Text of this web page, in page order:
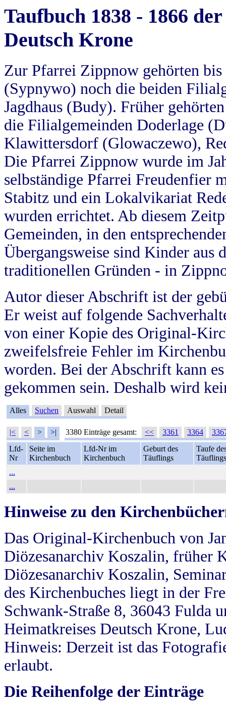
Taufbuch 1838 - 1866
Deutsch Krone
Zur Pfarrei Zippnow gehörten
(Sypnywo) noch die beiden
Jagdhaus (Budy). Früher
die Filialgemeinden Doderlage
Klawittersdorf (Glowaczewo),
Die Pfarrei Zippnow wurde im
selbständige Pfarrei Freudenfier
Stabitz und ein Lokalvikariat
wurden errichtet. Ab diesem
Gemeinden, in den
Übergangsweise sind Kinder aus
traditionellen Gründen - in
Autor dieser Abschrift ist der
Er weist auf folgende
von einer Kopie des Original-
zweifelsfreie Fehler im
worden. Bei der Abschrift kann
gekommen sein. Deshalb wird
Alles Suchen Auswahl Detail
|< < > >| 3380 Einträge gesamt: << 3361 3364
Lfd-
Nr
Seite im
Kirchenbuch
Lfd-Nr im
Kirchenbuch
Geburt des
Täuflings
Taufe
Täuflings
...
...
Hinweise zu den
Das Original-Kirchenbuch von
Diözesanarchiv Koszalin, früher
Diözesanarchiv Koszalin,
des Kirchenbuches liegt in der
Schwank-Straße 8, 36043 Fulda
Heimatkreises Deutsch Krone,
Hinweis: Derzeit ist das
erlaubt.
Die Reihenfolge der Einträge